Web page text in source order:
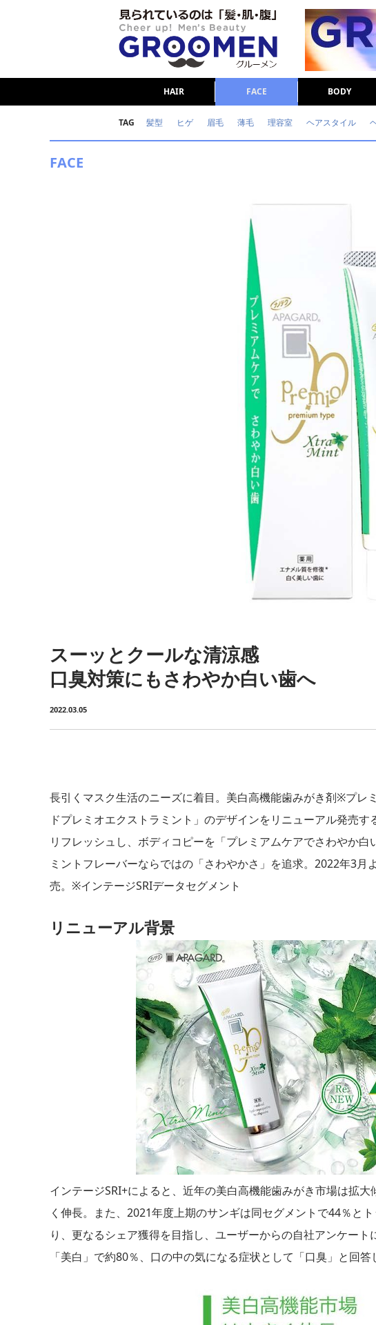
HAIR FACE BODY
TAG 髪型 ヒゲ 眉毛 薄毛 理容室 ヘアスタイル
FACE
スーッとクールな清涼感
口臭対策にもさわやか白い歯へ
2022.03.05
長引くマスク生活のニーズに着目。美白高機能歯みがき剤※プレ
ドプレミオエクストラミント」のデザインをリニューアル発売
リフレッシュし、ボディコピーを「プレミアムケアでさわやか
ミントフレーバーならではの「さわやかさ」を追求。2022年3
売。※インテージSRIデータセグメント
リニューアル背景
インテージSRI+によると、近年の美白高機能歯みがき市場は拡
く伸長。また、2021年度上期のサンギは同セグメントで44％と
り、更なるシェア獲得を目指し、ユーザーからの自社アンケー
「美白」で約80％、口の中の気になる症状として「口臭」と回答